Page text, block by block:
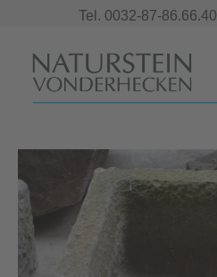
Tel. 0032-87-86.66.40